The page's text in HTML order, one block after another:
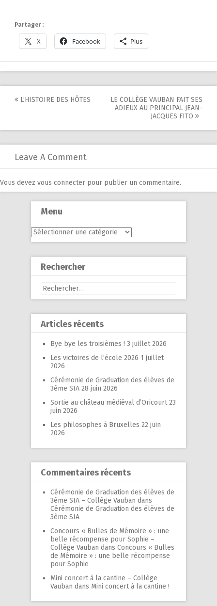
Partager :
X Facebook Plus
Post
L’HISTOIRE DES HÔTES
LE COLLÈGE VAUBAN FAIT SES
ADIEUX AU PRINCIPAL JEAN-
JACQUES FITO
Leave A Comment
Vous devez vous connecter pour publier un commentaire.
Menu
Menu
Rechercher
Rechercher :
Articles récents
Bye bye les troisièmes ! 3 juillet 2026
Les victoires de l’école 2026 1 juillet
2026
Cérémonie de Graduation des élèves de
3ème SIA 28 juin 2026
Sortie au château médiéval d’Oricourt 23
juin 2026
Les philosophes à Bruxelles 22 juin
2026
Commentaires récents
Cérémonie de Graduation des élèves de
3ème SIA – Collège Vauban dans
Cérémonie de Graduation des élèves de
3ème SIA
Concours « Bulles de Mémoire » : une
belle récompense pour Sophie –
Collège Vauban dans Concours « Bulles
de Mémoire » : une belle récompense
pour Sophie
Mini concert à la cantine – Collège
Vauban dans Mini concert à la cantine !